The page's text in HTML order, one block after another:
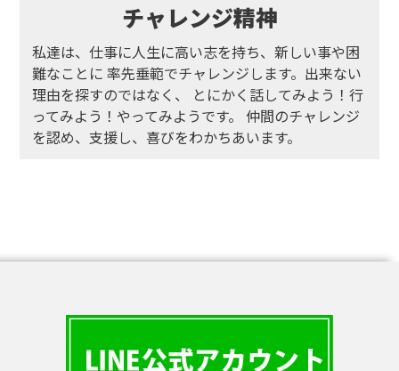
チャレンジ精神
私達は、仕事に人生に高い志を持ち、新しい事や困
難なことに 率先垂範でチャレンジします。出来ない
理由を探すのではなく、
とにかく話してみよう！行
ってみよう！やってみようです。
仲間のチャレンジ
を認め、支援し、喜びをわかちあいます。